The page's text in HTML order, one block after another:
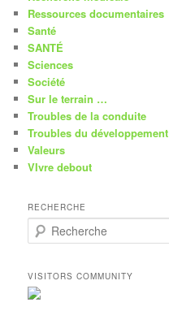
Ressources documentaires
Santé
SANTÉ
Sciences
Société
Sur le terrain …
Troubles de la conduite
Troubles du développement
Valeurs
VIvre debout
RECHERCHE
e
h
e
r
VISITORS COMMUNITY